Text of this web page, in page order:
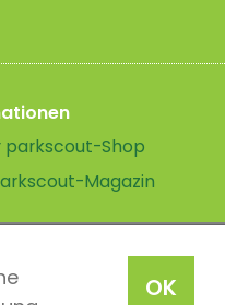
OK
parkscout-Shop
Magazin